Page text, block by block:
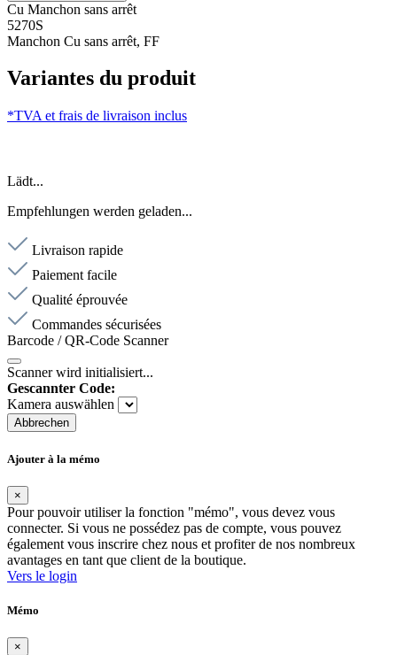
Cu Manchon sans arrêt
5270S
Manchon Cu sans arrêt, FF
Variantes du produit
*TVA et frais de livraison inclus
Lädt...
Empfehlungen werden geladen...
Livraison rapide
Paiement facile
Qualité éprouvée
Commandes sécurisées
Barcode / QR-Code Scanner
Scanner wird initialisiert...
Gescannter Code:
Kamera auswählen
Abbrechen
Ajouter à la mémo
×
Pour pouvoir utiliser la fonction "mémo", vous devez vous
connecter. Si vous ne possédez pas de compte, vous pouvez
également vous inscrire chez nous et profiter de nos nombreux
avantages en tant que client de la boutique.
Vers le login
Mémo
×